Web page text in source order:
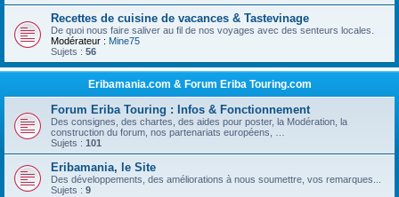
Recettes de cuisine de vacances & Tastevinage
De quoi nous faire saliver au fil de nos voyages avec des senteurs locales.
Modérateur : Mine75
Sujets : 56
Eribamania.com & Forum Eriba Touring.com
Forum Eriba Touring : Infos & Fonctionnement
Des consignes, des chartes, des aides pour poster, la Modération, la
construction du forum, nos partenariats européens, …
Sujets : 101
Eribamania, le Site
Des développements, des améliorations à nous soumettre, vos remarques...
Sujets : 9